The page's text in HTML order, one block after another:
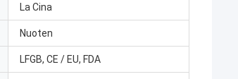
La Cina
Nuoten
LFGB, CE / EU, FDA